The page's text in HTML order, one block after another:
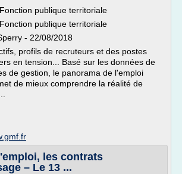
publique territoriale
publique territoriale
- 22/08/2018
profils de recruteurs et des postes
en tension... Basé sur les données de
de gestion, le panorama de l'emploi
de mieux comprendre la réalité de
les contrats
– Le 13 ...